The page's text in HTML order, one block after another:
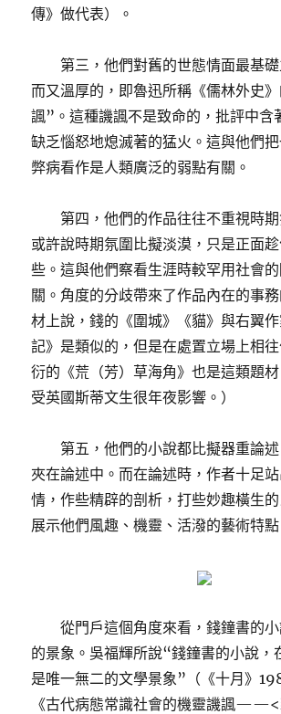
傳》做代表）。
第三，他們對舊的世態情面最基
而又溫厚的，即魯迅所稱《儒林外史
諷”。這種譏諷不是致命的，批評中含
缺乏惱怒地熄滅著的猛火。這與他們
弊病看作是人類廣泛的弱點有關。
第四，他們的作品往往不重視時期
或許說時期氛圍比擬淡漠，只是正面
些。這與他們察看生涯時較罕用社會
關。角度的分歧帶來了作品內在的事
材上說，錢的《圍城》《貓》與右翼
記》是類似的，但是在處置立場上相
衍的《荒（芳）草海角》也是這類題材
受英國斯蒂文生很年夜影響。）
第五，他們的小說都比擬器重論
夾在論述中。而在論述時，作者十足
情，作些精辟的剖析，打些妙趣橫生
展示他們風趣、機靈、活潑的藝術特點
從門戶這個角度來看，錢鐘書的
的景象。吳福輝所說“錢鐘書的小說，
是唯一無二的文學景象”（《十月》
《古代病態常識社會的機靈譏諷